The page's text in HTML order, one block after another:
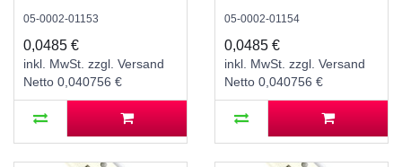
05-0002-01153
0,0485 €
inkl. MwSt. zzgl. Versand
Netto 0,040756 €
05-0002-01154
0,0485 €
inkl. MwSt. zzgl. Versand
Netto 0,040756 €